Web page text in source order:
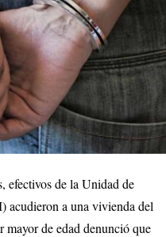
efectivos de la Unidad de
a una vivienda del
de edad denunció que